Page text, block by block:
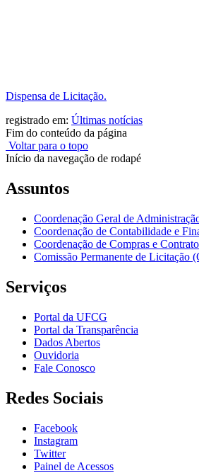
Dispensa de Licitação.
registrado em: Últimas notícias
Fim do conteúdo da página
Voltar para o topo
Início da navegação de rodapé
Assuntos
Coordenação Geral de
Coordenação de Contabilidade e
Coordenação de Compras e
Comissão Permanente de Licitação
Serviços
Portal da UFCG
Portal da Transparência
Dados Abertos
Ouvidoria
Fale Conosco
Redes Sociais
Facebook
Instagram
Twitter
Painel de Acessos